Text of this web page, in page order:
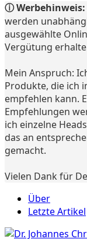
ⓘ Werbehinweis:
werden
ausgewählte
Vergütung
Mein Anspruch:
Produkte, die ich
empfehlen kann.
Empfehlungen
ich einzelne
das an
gemacht.
Vielen Dank für
Über
Letzte Artikel